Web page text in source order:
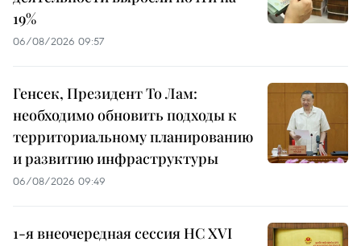
19%
06/08/2026 09:57
Генсек, Президент То Лам:
необходимо обновить подходы к
территориальному планированию
и развитию инфраструктуры
06/08/2026 09:49
1-я внеочередная сессия НС XVI